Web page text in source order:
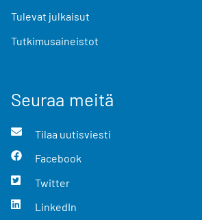
Tulevat julkaisut
Tutkimusaineistot
Seuraa meitä
Tilaa uutisviesti
Facebook
Twitter
LinkedIn